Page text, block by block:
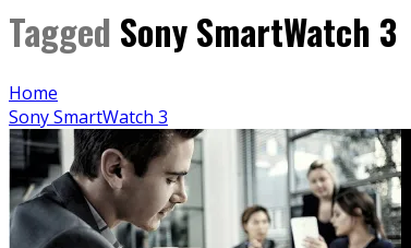
Tagged Sony SmartWatch 3
Home
Sony SmartWatch 3